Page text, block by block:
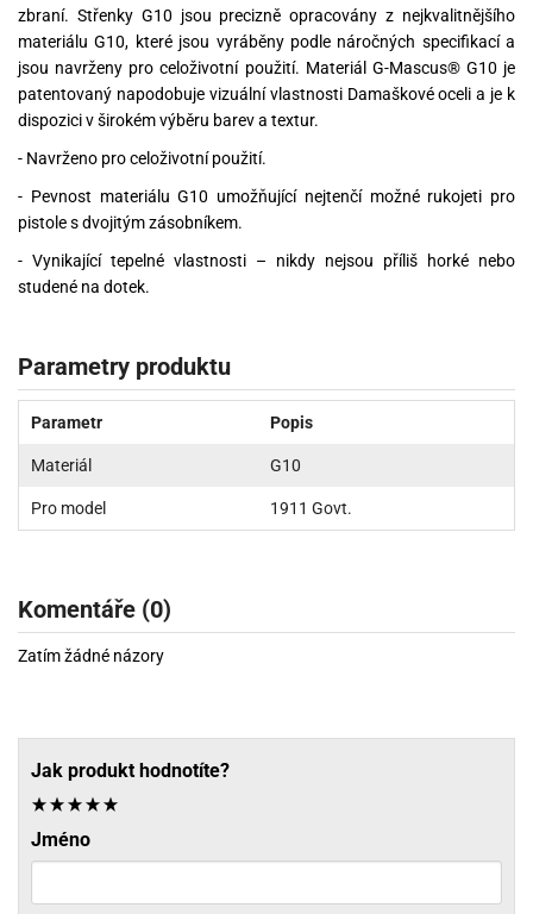
zbraní. Střenky G10 jsou precizně opracovány z nejkvalitnějšího
materiálu G10, které jsou vyráběny podle náročných specifikací a
jsou navrženy pro celoživotní použití. Materiál G-Mascus® G10 je
patentovaný napodobuje vizuální vlastnosti Damaškové oceli a je k
dispozici v širokém výběru barev a textur.
- Navrženo pro celoživotní použití.
- Pevnost materiálu G10 umožňující nejtenčí možné rukojeti pro
pistole s dvojitým zásobníkem.
- Vynikající tepelné vlastnosti – nikdy nejsou příliš horké nebo
studené na dotek.
Parametry produktu
Parametr Popis
Materiál G10
Pro model 1911 Govt.
Komentáře (0)
Zatím žádné názory
Jak produkt hodnotíte?
Jméno